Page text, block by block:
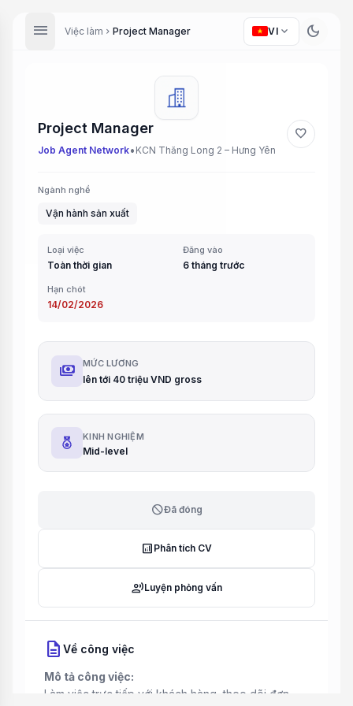
menu Việc làm chevron_right Project Manager VI expand_more dark_mode
Project Manager
Job Agent Network• KCN Thăng Long 2 – Hưng Yên
favorite
Ngành nghề
Vận hành sản xuất
Loại việc
Toàn thời gian
Đăng vào
6 tháng trước
Hạn chót
14/02/2026
payments MỨC LƯƠNG
lên tới 40 triệu VND gross
KINH NGHIỆM
Mid-level
blockĐã đóng
analytics Phân tích CV
record_voice_overLuyện phỏng vấn
description Về công việc
Mô tả công việc:
Làm việc trực tiếp với khách hàng, theo dõi đơn